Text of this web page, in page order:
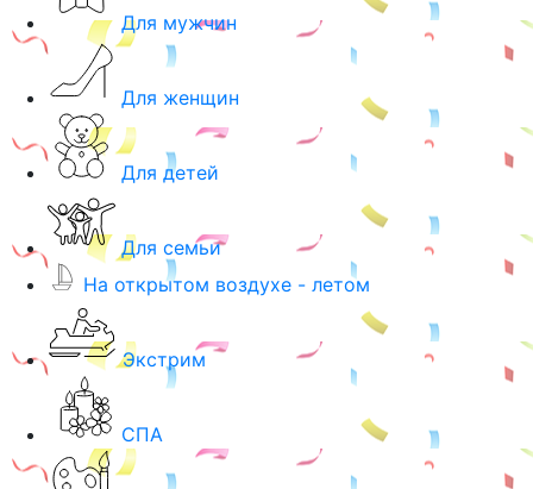
Для мужчин
Для женщин
Для детей
Для семьи
На открытом воздухе - летом
Экстрим
СПА